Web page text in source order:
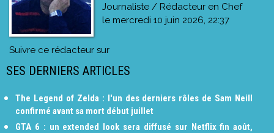
Journaliste / Rédacteur en Chef
le mercredi 10 juin 2026, 22:37
Suivre ce rédacteur sur
SES DERNIERS ARTICLES
The Legend of Zelda : l'un des derniers rôles de Sam Neill
confirmé avant sa mort début juillet
GTA 6 : un extended look sera diffusé sur Netflix fin août,